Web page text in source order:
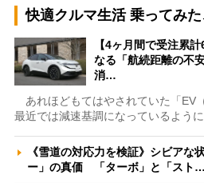
快適クルマ生活 乗ってみ
【4ヶ月間で受注累
なる「航続距離の不
消…
あれほどもてはやされていた「EV
最近では減速基調になっているよう
《雪道の対応力を検証》シビアな
ー」の真価 「ターボ」と「スト…